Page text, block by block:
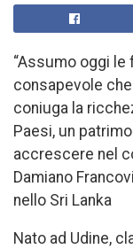
“Assumo oggi le
consapevole
coniuga la
Paesi, un
accrescere nel
Damiano
nello Sri Lanka
Nato ad Udine,